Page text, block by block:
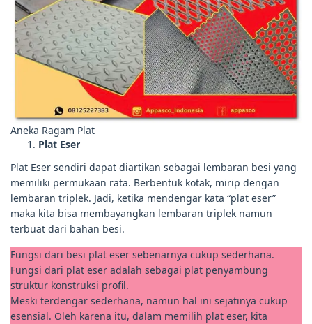
Aneka Ragam Plat
Plat Eser
Plat Eser sendiri dapat diartikan sebagai lembaran besi yang
memiliki permukaan rata. Berbentuk kotak, mirip dengan
lembaran triplek. Jadi, ketika mendengar kata “plat eser”
maka kita bisa membayangkan lembaran triplek namun
terbuat dari bahan besi.
Fungsi dari besi plat eser sebenarnya cukup sederhana.
Fungsi dari plat eser adalah sebagai plat penyambung
struktur konstruksi profil.
Meski terdengar sederhana, namun hal ini sejatinya cukup
esensial. Oleh karena itu, dalam memilih plat eser, kita